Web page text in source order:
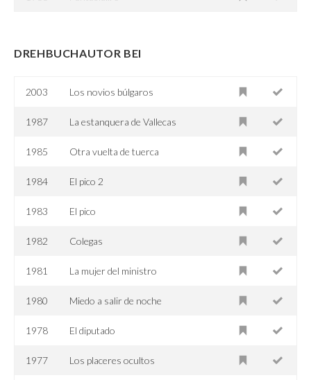
DREHBUCHAUTOR BEI
2003 Los novios búlgaros
1987 La estanquera de Vallecas
1985 Otra vuelta de tuerca
1984 El pico 2
1983 El pico
1982 Colegas
1981 La mujer del ministro
1980 Miedo a salir de noche
1978 El diputado
1977 Los placeres ocultos